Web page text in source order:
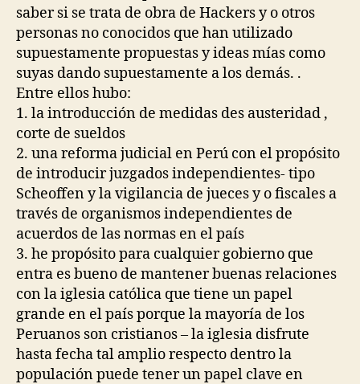
saber si se trata de obra de Hackers y o otros
personas no conocidos que han utilizado
supuestamente propuestas y ideas mías como
suyas dando supuestamente a los demás. .
Entre ellos hubo:
1. la introducción de medidas des austeridad ,
corte de sueldos
2. una reforma judicial en Perú con el propósito
de introducir juzgados independientes- tipo
Scheoffen y la vigilancia de jueces y o fiscales a
través de organismos independientes de
acuerdos de las normas en el país
3. he propósito para cualquier gobierno que
entra es bueno de mantener buenas relaciones
con la iglesia católica que tiene un papel
grande en el país porque la mayoría de los
Peruanos son cristianos – la iglesia disfrute
hasta fecha tal amplio respecto dentro la
populación puede tener un papel clave en